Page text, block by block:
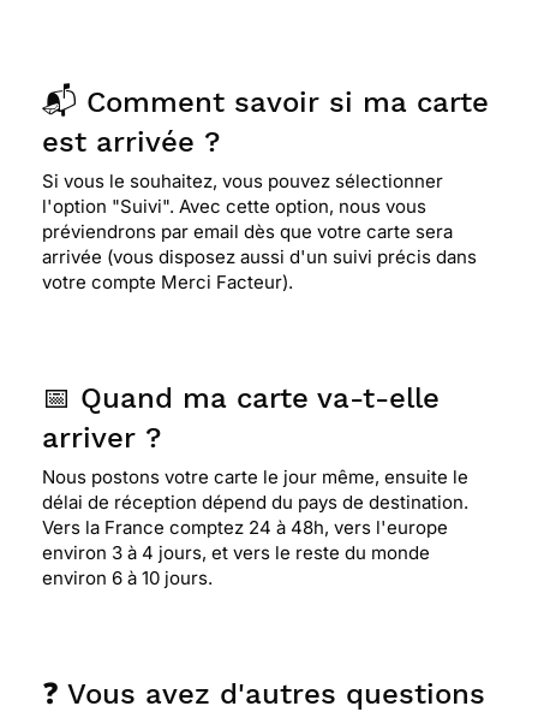
📬 Comment savoir si ma carte
est arrivée ?
Si vous le souhaitez, vous pouvez sélectionner
l'option "Suivi". Avec cette option, nous vous
préviendrons par email dès que votre carte sera
arrivée (vous disposez aussi d'un suivi précis dans
votre compte Merci Facteur).
📅 Quand ma carte va-t-elle
arriver ?
Nous postons votre carte le jour même, ensuite le
délai de réception dépend du pays de destination.
Vers la France comptez 24 à 48h, vers l'europe
environ 3 à 4 jours, et vers le reste du monde
environ 6 à 10 jours.
❓ Vous avez d'autres questions